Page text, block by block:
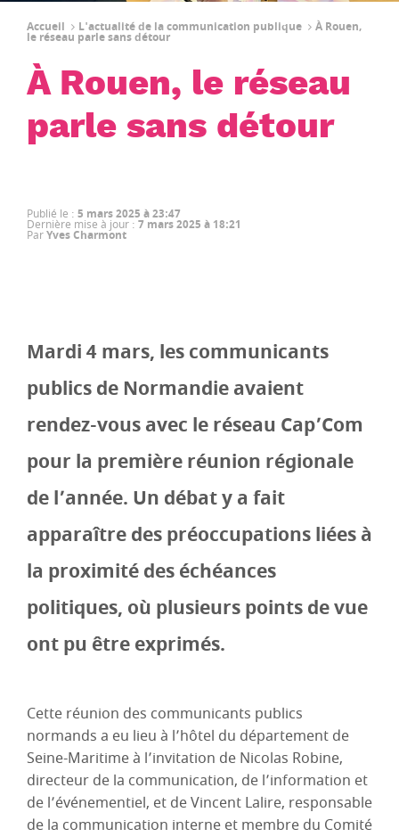
Accueil L'actualité de la communication publique À Rouen,
le réseau parle sans détour
À Rouen, le réseau
parle sans détour
Publié le : 5 mars 2025 à 23:47
Dernière mise à jour : 7 mars 2025 à 18:21
ParYves Charmont
Mardi 4 mars, les communicants
publics de Normandie avaient
rendez-vous avec le réseau Cap’Com
pour la première réunion régionale
de l’année. Un débat y a fait
apparaître des préoccupations liées à
la proximité des échéances
politiques, où plusieurs points de vue
ont pu être exprimés.
Cette réunion des communicants publics
normands a eu lieu à l’hôtel du département de
Seine-Maritime à l’invitation de Nicolas Robine,
directeur de la communication, de l’information et
de l’événementiel, et de Vincent Lalire, responsable
de la communication interne et membre du Comité